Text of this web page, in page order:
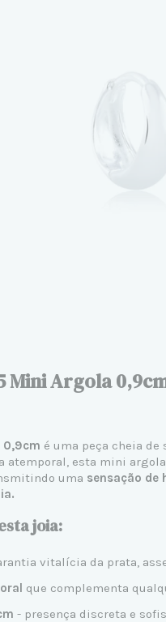
Mini Argola
0,9cm é uma peça cheia
esta mini
uma sensação de
joia:
vitalícia da prata,
que complementa
- presença discreta e